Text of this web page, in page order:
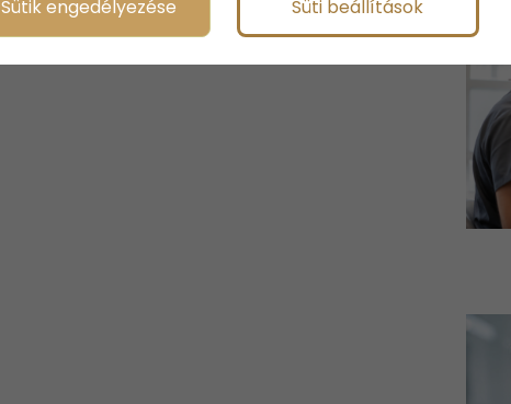
Sütik engedélyezése Süti beállítások